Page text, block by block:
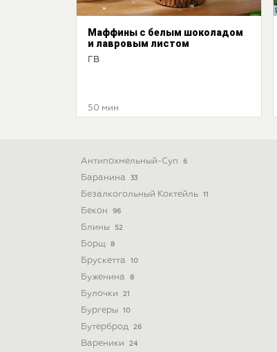
Маффины с белым шоколадом
и лавровым листом
ГВ
50 мин
Антипохмельный-Суп 6
Баранина 33
Безалкогольный Коктейль 11
Бекон 96
Блины 52
Борщ 8
Брускетта 10
Буженина 8
Булочки 21
Бургеры 10
Бутерброд 26
Вареники 24